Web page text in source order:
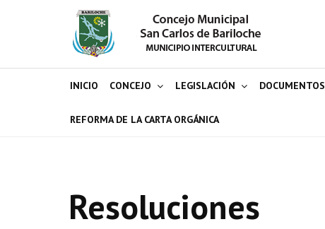
INICIO CONCEJO LEGISLACIÓN DOCUMENTOS
REFORMA DE LA CARTA ORGÁNICA
Resoluciones